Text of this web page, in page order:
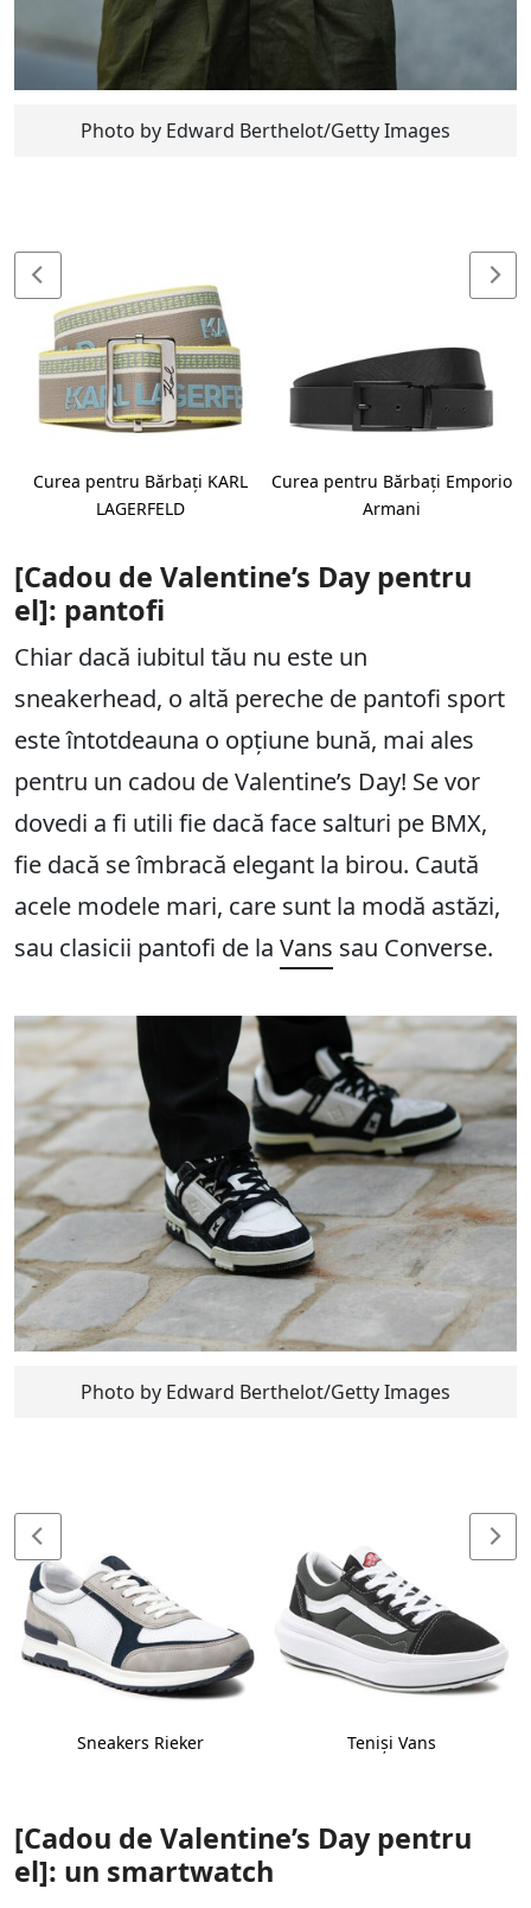
Photo by Edward Berthelot/Getty Images
Curea pentru Bărbați KARL
LAGERFELD
Curea pentru Bărbați Emporio
Armani
[Cadou de Valentine’s Day pentru
el]: pantofi
Chiar dacă iubitul tău nu este un
sneakerhead, o altă pereche de pantofi sport
este întotdeauna o opțiune bună, mai ales
pentru un cadou de Valentine’s Day! Se vor
dovedi a fi utili fie dacă face salturi pe BMX,
fie dacă se îmbracă elegant la birou. Caută
acele modele mari, care sunt la modă astăzi,
sau clasicii pantofi de la Vans sau Converse.
Photo by Edward Berthelot/Getty Images
Sneakers Rieker Teniși Vans
[Cadou de Valentine’s Day pentru
el]: un smartwatch